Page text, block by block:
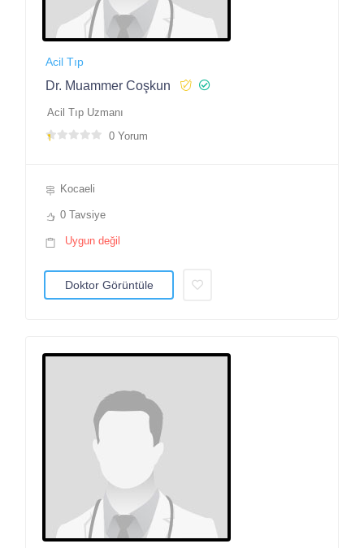
Acil Tıp
Dr. Muammer Coşkun
Acil Tıp Uzmanı
0 Yorum
Kocaeli
0 Tavsiye
Uygun değil
Doktor Görüntüle